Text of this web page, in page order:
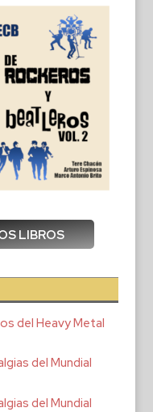
LIBROS
del Heavy Metal
del Mundial
del Mundial